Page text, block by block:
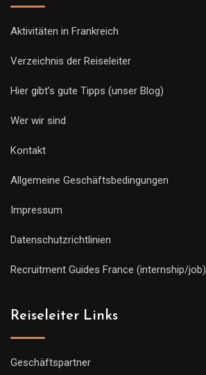
Aktivitäten in Frankreich
Verzeichnis der Reiseleiter
Hier gibt’s gute Tipps (unser Blog)
Wer wir sind
Kontakt
Allgemeine Geschäftsbedingungen
Impressum
Datenschutzrichtlinien
Recruitment Guides France (internship/job)
Reiseleiter Links
Geschäftspartner